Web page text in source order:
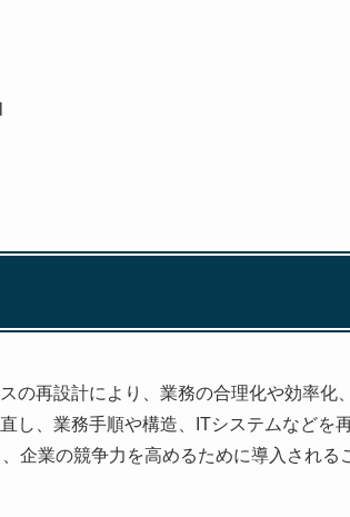
の再設計により、業務の合理化や効率化
し、業務手順や構造、ITシステムなどを
企業の競争力を高めるために導入される